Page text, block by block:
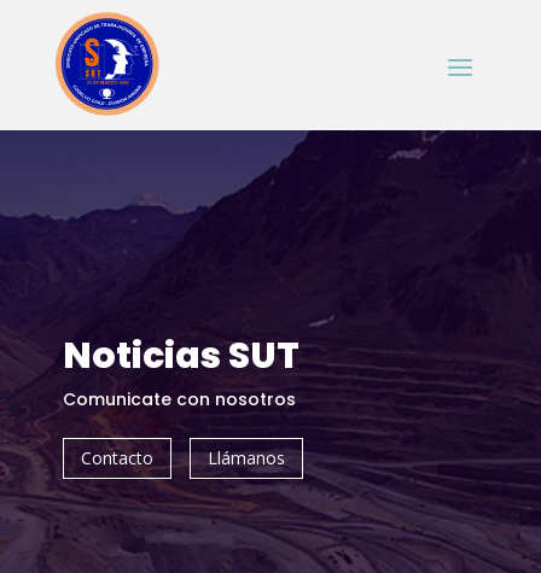
Noticias SUT
Comunicate con nosotros
Contacto Llámanos